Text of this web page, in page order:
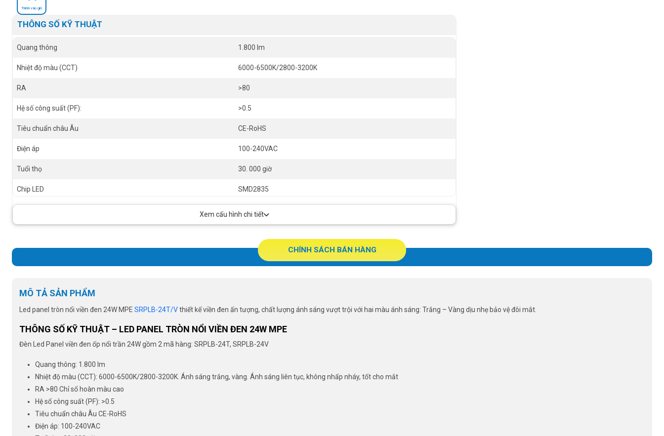
Thêm vào giỏ
THÔNG SỐ KỸ THUẬT
Quang thông 1.800 lm
Nhiệt độ màu (CCT) 6000-6500K/2800-3200K
RA >80
Hệ số công suất (PF): >0.5
Tiêu chuẩn châu Âu CE-RoHS
Điện áp 100-240VAC
Tuổi thọ 30. 000 giờ
Chip LED SMD2835
Xem cấu hình chi tiết
CHÍNH SÁCH BÁN HÀNG
MÔ TẢ SẢN PHẨM
Led panel tròn nổi viền đen 24W MPE SRPLB-24T/Vthiết kế viền đen ấn tượng, chất lượng ánh sáng vượt trội với hai màu ánh sáng: Trắng – Vàng dịu nhẹ bảo vệ đôi mắt.
THÔNG SỐ KỸ THUẬT – LED PANEL TRÒN NỔI VIỀN ĐEN 24W MPE
Đèn Led Panel viền đen ốp nổi trần 24W gồm 2 mã hàng: SRPLB-24T, SRPLB-24V
Quang thông: 1.800 lm
Nhiệt độ màu (CCT): 6000-6500K/2800-3200K. Ánh sáng trắng, vàng. Ánh sáng liên tục, không nhấp nháy, tốt cho mắt
RA >80 Chỉ số hoàn màu cao
Hệ số công suất (PF): >0.5
Tiêu chuẩn châu Âu CE-RoHS
Điện áp: 100-240VAC